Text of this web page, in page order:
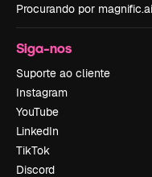
Procurando por
Siga-nos
Suporte ao cliente
Instagram
YouTube
LinkedIn
TikTok
Discord